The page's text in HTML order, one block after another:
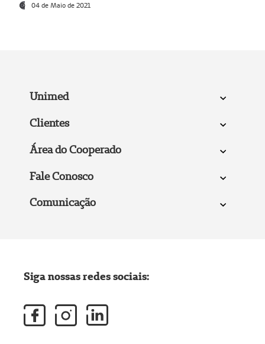
04 de Maio de 2021
Unimed
Clientes
Área do Cooperado
Fale Conosco
Comunicação
Siga nossas redes sociais: